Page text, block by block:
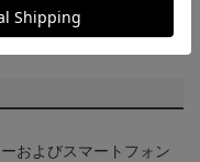
がございます。詳しく
およびスマートフォン